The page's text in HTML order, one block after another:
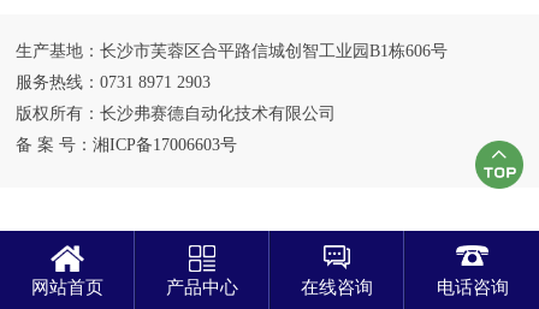
生产基地：长沙市芙蓉区合平路信城创智工业园B1栋606号
服务热线：0731 8971 2903
版权所有：长沙弗赛德自动化技术有限公司
备 案 号：湘ICP备17006603号
网站首页 产品中心 在线咨询 电话咨询